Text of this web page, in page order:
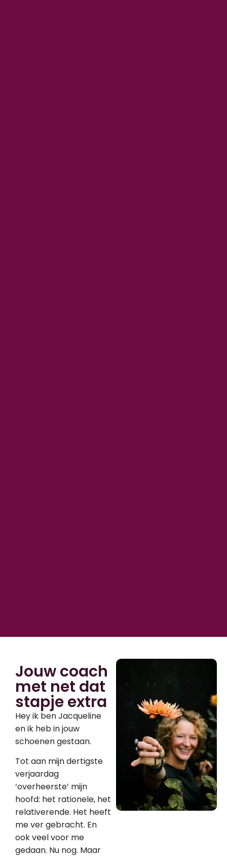
Jouw coach
met net dat
stapje extra
Hey ik ben Jacqueline
en ik heb in jouw
schoenen gestaan.
Tot aan mijn dertigste
verjaardag
‘overheerste’ mijn
hoofd: het rationele, het
relativerende. Het heeft
me ver gebracht. En
ook veel voor me
gedaan. Nu nog. Maar